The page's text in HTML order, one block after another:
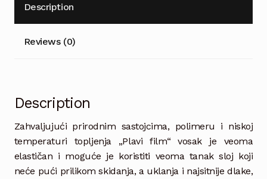
Description
Reviews (0)
Description
Zahvaljujući prirodnim sastojcima, polimeru i niskoj
temperaturi topljenja „Plavi film“ vosak je veoma
elastičan i moguće je koristiti veoma tanak sloj koji
neće pući prilikom skidanja, a uklanja i najsitnije dlake,